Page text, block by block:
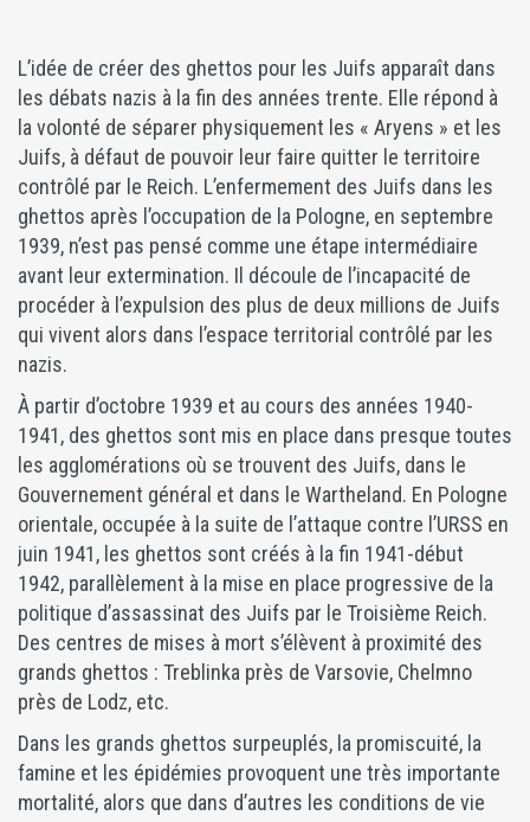
L’idée de créer des ghettos pour les Juifs apparaît dans
les débats nazis à la fin des années trente. Elle répond à
la volonté de séparer physiquement les « Aryens » et les
Juifs, à défaut de pouvoir leur faire quitter le territoire
contrôlé par le Reich. L’enfermement des Juifs dans les
ghettos après l’occupation de la Pologne, en septembre
1939, n’est pas pensé comme une étape intermédiaire
avant leur extermination. Il découle de l’incapacité de
procéder à l’expulsion des plus de deux millions de Juifs
qui vivent alors dans l’espace territorial contrôlé par les
nazis.
À partir d’octobre 1939 et au cours des années 1940-
1941, des ghettos sont mis en place dans presque toutes
les agglomérations où se trouvent des Juifs, dans le
Gouvernement général et dans le Wartheland. En Pologne
orientale, occupée à la suite de l’attaque contre l’URSS en
juin 1941, les ghettos sont créés à la fin 1941-début
1942, parallèlement à la mise en place progressive de la
politique d’assassinat des Juifs par le Troisième Reich.
Des centres de mises à mort s’élèvent à proximité des
grands ghettos : Treblinka près de Varsovie, Chelmno
près de Lodz, etc.
Dans les grands ghettos surpeuplés, la promiscuité, la
famine et les épidémies provoquent une très importante
mortalité, alors que dans d’autres les conditions de vie